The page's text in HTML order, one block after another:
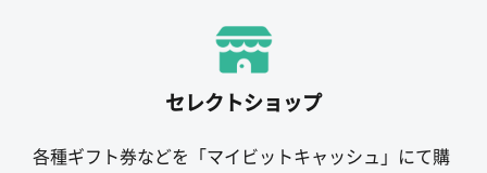
セレクトショップ
各種ギフト券などを「マイビットキャッシュ」にて購